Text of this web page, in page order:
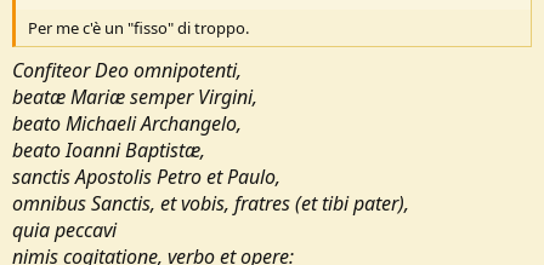
Per me c'è un "fisso" di troppo.
Confiteor Deo omnipotenti,
beatæ Mariæ semper Virgini,
beato Michaeli Archangelo,
beato Ioanni Baptistæ,
sanctis Apostolis Petro et Paulo,
omnibus Sanctis, et vobis, fratres (et tibi pater),
quia peccavi
nimis cogitatione, verbo et opere: